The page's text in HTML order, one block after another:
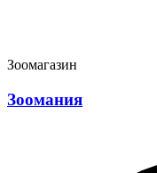
Зоомагазин
Зоомания